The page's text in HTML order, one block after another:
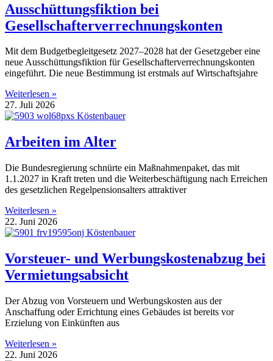
Ausschüttungsfiktion bei
Gesellschafterverrechnungskonten
Mit dem Budgetbegleitgesetz 2027–2028 hat der Gesetzgeber eine
neue Ausschüttungsfiktion für Gesellschafterverrechnungskonten
eingeführt. Die neue Bestimmung ist erstmals auf Wirtschaftsjahre
Weiterlesen »
27. Juli 2026
Arbeiten im Alter
Die Bundesregierung schnürte ein Maßnahmenpaket, das mit
1.1.2027 in Kraft treten und die Weiterbeschäftigung nach Erreichen
des gesetzlichen Regelpensionsalters attraktiver
Weiterlesen »
22. Juni 2026
Vorsteuer- und Werbungskostenabzug bei
Vermietungsabsicht
Der Abzug von Vorsteuern und Werbungskosten aus der
Anschaffung oder Errichtung eines Gebäudes ist bereits vor
Erzielung von Einkünften aus
Weiterlesen »
22. Juni 2026